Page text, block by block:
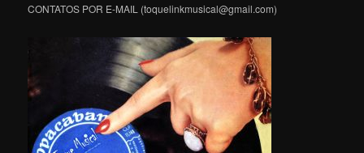
CONTATOS POR E-MAIL (toquelinkmusical@gmail.com)